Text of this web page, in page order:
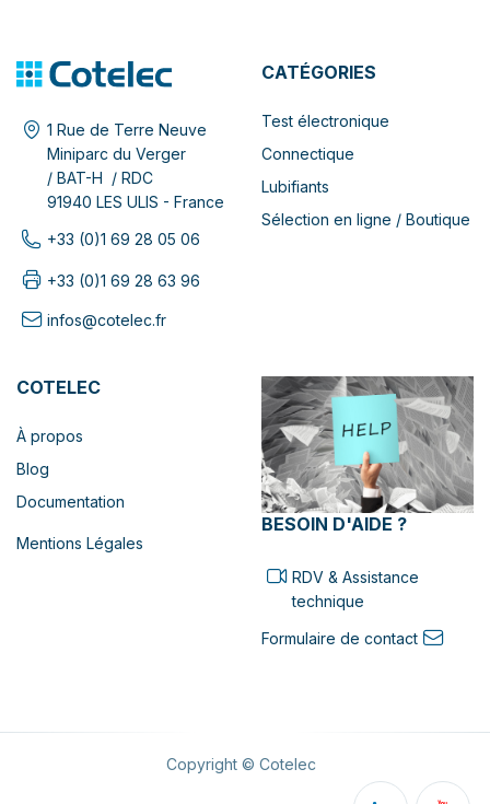
1 Rue de Terre Neuve
Miniparc du Verger
/ BAT-H / RDC
91940 LES ULIS - France
+33 (0)1 69 28 05 06
+33 (0)1 69 28 63 96
infos@cotelec.fr
CATÉGORIES
Test électronique
Connectique
Lubifiants
Sélection en ligne / Boutique
COTELEC
À propos
Blog
Documentation
Mentions Légales
BESOIN D'AIDE ?
RDV & Assistance
technique
Formulaire de contact
Copyright © Cotelec